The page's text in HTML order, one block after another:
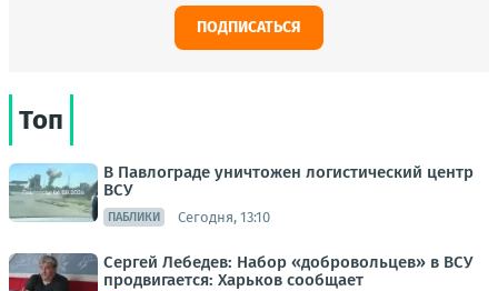
ПОДПИСАТЬСЯ
Топ
В Павлограде уничтожен логистический центр
ВСУ
ПАБЛИКИ Сегодня, 13:10
Сергей Лебедев: Набор «добровольцев» в ВСУ
продвигается: Харьков сообщает